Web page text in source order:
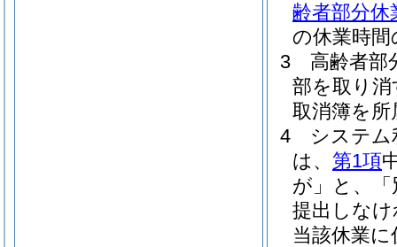
齢者部分休
の休業時
3
高齢者部
部を取り
取消簿を
4
システム
は、 第1項
が」と、
提出しな
当該休業